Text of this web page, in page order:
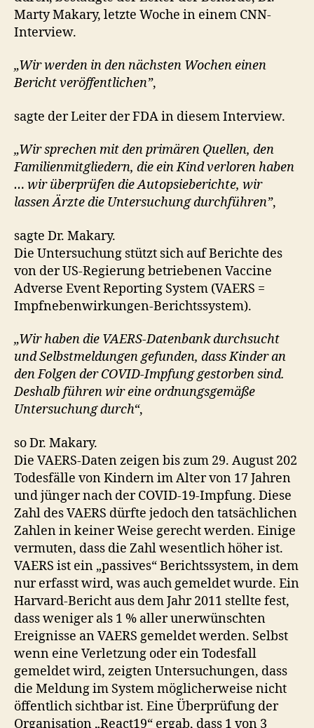
Marty Makary, letzte Woche in einem CNN-
Interview.
„Wir werden in den nächsten Wochen einen
Bericht veröffentlichen”,
sagte der Leiter der FDA in diesem Interview.
„Wir sprechen mit den primären Quellen, den
Familienmitgliedern, die ein Kind verloren haben
… wir überprüfen die Autopsieberichte, wir
lassen Ärzte die Untersuchung durchführen”,
sagte Dr. Makary.
Die Untersuchung stützt sich auf Berichte des
von der US-Regierung betriebenen Vaccine
Adverse Event Reporting System (VAERS =
Impfnebenwirkungen-Berichtssystem).
„Wir haben die VAERS-Datenbank durchsucht
und Selbstmeldungen gefunden, dass Kinder an
den Folgen der COVID-Impfung gestorben sind.
Deshalb führen wir eine ordnungsgemäße
Untersuchung durch“,
so Dr. Makary.
Die VAERS-Daten zeigen bis zum 29. August 202
Todesfälle von Kindern im Alter von 17 Jahren
und jünger nach der COVID-19-Impfung. Diese
Zahl des VAERS dürfte jedoch den tatsächlichen
Zahlen in keiner Weise gerecht werden. Einige
vermuten, dass die Zahl wesentlich höher ist.
VAERS ist ein „passives“ Berichtssystem, in dem
nur erfasst wird, was auch gemeldet wurde. Ein
Harvard-Bericht aus dem Jahr 2011 stellte fest,
dass weniger als 1 % aller unerwünschten
Ereignisse an VAERS gemeldet werden. Selbst
wenn eine Verletzung oder ein Todesfall
gemeldet wird, zeigten Untersuchungen, dass
die Meldung im System möglicherweise nicht
öffentlich sichtbar ist. Eine Überprüfung der
Organisation „React19“ ergab, dass 1 von 3